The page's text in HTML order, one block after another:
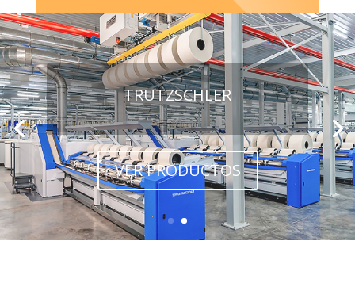
TRUTZSCHLER
VER PRODUCTOS